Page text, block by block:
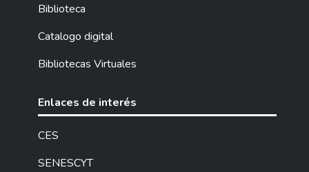
Biblioteca
Catalogo digital
Bibliotecas Virtuales
Enlaces de interés
CES
SENESCYT